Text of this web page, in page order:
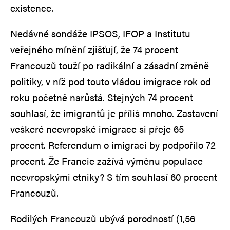
existence.
Nedávné sondáže IPSOS, IFOP a Institutu
veřejného mínění zjišťují, že 74 procent
Francouzů touží po radikální a zásadní změně
politiky, v níž pod touto vládou imigrace rok od
roku početně narůstá. Stejných 74 procent
souhlasí, že imigrantů je příliš mnoho. Zastavení
veškeré neevropské imigrace si přeje 65
procent. Referendum o imigraci by podpořilo 72
procent. Že Francie zažívá výměnu populace
neevropskými etniky? S tím souhlasí 60 procent
Francouzů.
Rodilých Francouzů ubývá porodností (1,56